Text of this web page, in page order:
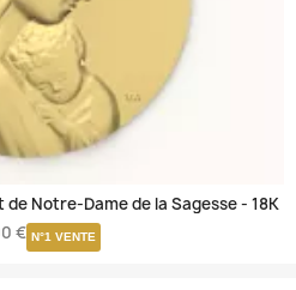
Notre-Dame de la Sagesse - 18K
€ N°1 VENTE